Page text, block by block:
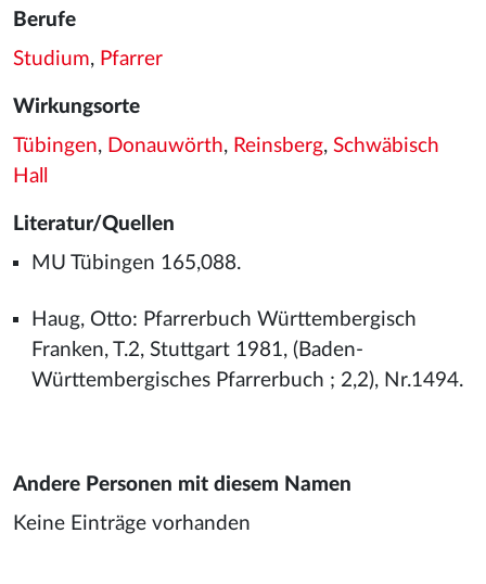
Berufe
Studium, Pfarrer
Wirkungsorte
Tübingen, Donauwörth, Reinsberg, Schwäbisch
Hall
Literatur/Quellen
MU Tübingen 165,088.
Haug, Otto: Pfarrerbuch Württembergisch
Franken, T.2, Stuttgart 1981, (Baden-
Württembergisches Pfarrerbuch ; 2,2), Nr.1494.
Andere Personen mit diesem Namen
Keine Einträge vorhanden